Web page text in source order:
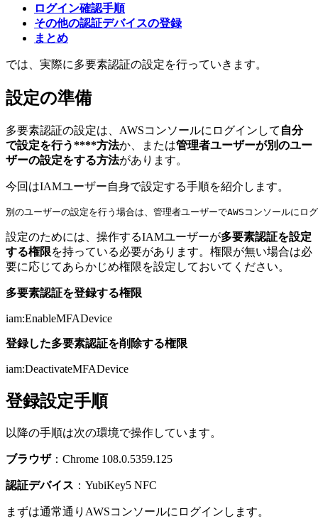
ログイン確認手順
その他の認証デバイスの登録
まとめ
では、実際に多要素認証の設定を行っていきます。
設定の準備
多要素認証の設定は、AWSコンソールにログインして 自分
で設定を行う****方法か、または管理者ユーザーが別のユー
ザーの設定をする方法があります。
今回はIAMユーザー自身で設定する手順を紹介します。
設定のためには、操作するIAMユーザーが多要素認証を設定
する権限を持っている必要があります。権限が無い場合は必
要に応じてあらかじめ権限を設定しておいてください。
多要素認証を登録する権限
iam:EnableMFADevice
登録した多要素認証を削除する権限
iam:DeactivateMFADevice
登録設定手順
以降の手順は次の環境で操作しています。
ブラウザ：Chrome 108.0.5359.125
認証デバイス ：YubiKey5 NFC
まずは通常通りAWSコンソールにログインします。